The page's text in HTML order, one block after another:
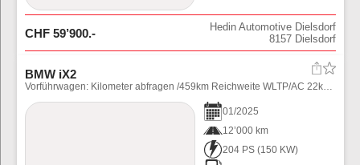
CHF 59’900.-
Hedin Automotive Dielsdorf
8157 Dielsdorf
BMW iX2
Vorführwagen: Kilometer abfragen /459km Reichweite WLTP/AC 22kW, DC bis zu 130 kW/ 6.30h AC 0-100% / 29min DC 10-80%
01/2025
12’000 km
204 PS (150 KW)